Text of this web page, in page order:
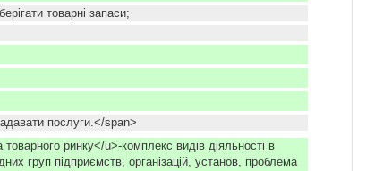
товарні запаси;
послуги.</span>
ринку</u>-комплекс видів діяльності в
груп підприємств, організацій, установ, проблема